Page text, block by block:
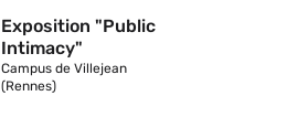
Exposition "Public
Intimacy"
Campus de Villejean
(Rennes)